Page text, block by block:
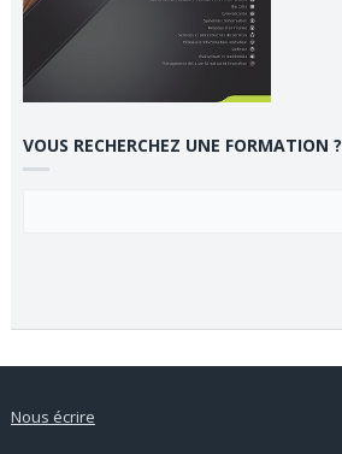
VOUS RECHERCHEZ UNE FORMATION ?
Nous écrire